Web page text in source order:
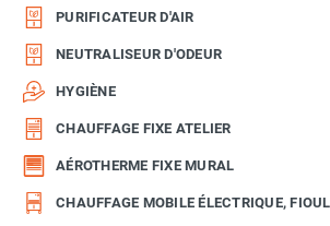
PURIFICATEUR D'AIR
NEUTRALISEUR D'ODEUR
HYGIÈNE
CHAUFFAGE FIXE ATELIER
AÉROTHERME FIXE MURAL
CHAUFFAGE MOBILE ÉLECTRIQUE,